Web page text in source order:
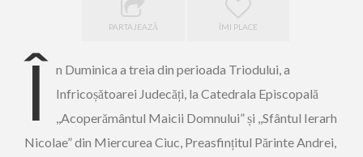
PARTAJEAZĂ ÎMI PLACE
Î n Duminica a treia din perioada Triodului, a
Infricoșătoarei Judecăți, la Catedrala Episcopală
,,Acoperământul Maicii Domnului” și ,,Sfântul Ierarh
Nicolae” din Miercurea Ciuc, Preasfințitul Părinte Andrei,